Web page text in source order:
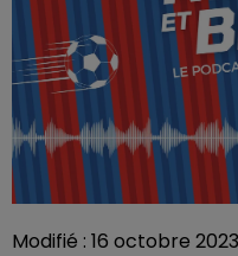
Modifié : 16 octobre